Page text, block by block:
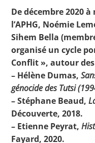
De décembre 2020
l’APHG, Noémie
Sihem Bella
organisé un cycle
Conflit », autour
– Hélène Dumas,
génocide des Tutsi
– Stéphane Beaud,
Découverte, 2018.
– Etienne Peyrat,
Fayard, 2020.